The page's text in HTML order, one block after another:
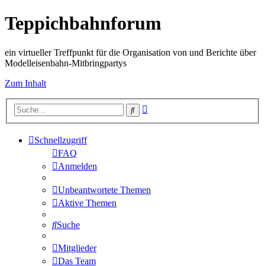
Teppichbahnforum
ein virtueller Treffpunkt für die Organisation von und Berichte über
Modelleisenbahn-Mitbringpartys
Zum Inhalt
Suche
Schnellzugriff
FAQ
Anmelden
Unbeantwortete Themen
Aktive Themen
Suche
Mitglieder
Das Team